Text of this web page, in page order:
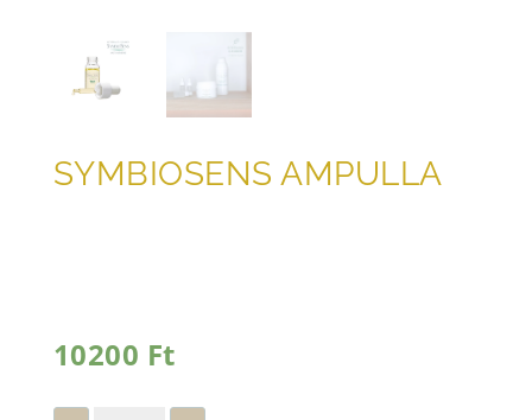
SYMBIOSENS AMPULLA
10200 Ft